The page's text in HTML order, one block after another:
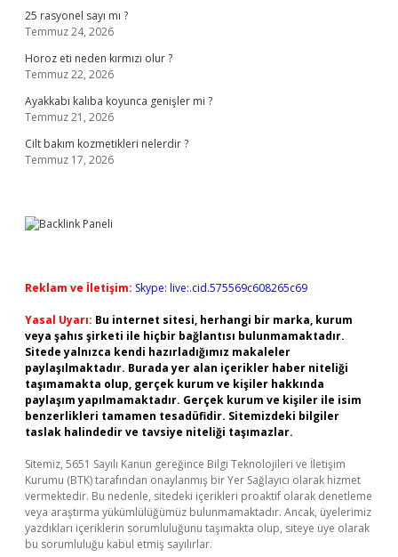
25 rasyonel sayı mı ?
Temmuz 24, 2026
Horoz eti neden kırmızı olur ?
Temmuz 22, 2026
Ayakkabı kalıba koyunca genişler mi ?
Temmuz 21, 2026
Cilt bakım kozmetikleri nelerdir ?
Temmuz 17, 2026
Reklam ve İletişim: Skype: live:.cid.575569c608265c69
Yasal Uyarı: Bu internet sitesi, herhangi bir marka, kurum
veya şahıs şirketi ile hiçbir bağlantısı bulunmamaktadır.
Sitede yalnızca kendi hazırladığımız makaleler
paylaşılmaktadır. Burada yer alan içerikler haber niteliği
taşımamakta olup, gerçek kurum ve kişiler hakkında
paylaşım yapılmamaktadır. Gerçek kurum ve kişiler ile isim
benzerlikleri tamamen tesadüfidir. Sitemizdeki bilgiler
taslak halindedir ve tavsiye niteliği taşımazlar.
Sitemiz, 5651 Sayılı Kanun gereğince Bilgi Teknolojileri ve İletişim
Kurumu (BTK) tarafından onaylanmış bir Yer Sağlayıcı olarak hizmet
vermektedir. Bu nedenle, sitedeki içerikleri proaktif olarak denetleme
veya araştırma yükümlülüğümüz bulunmamaktadır. Ancak, üyelerimiz
yazdıkları içeriklerin sorumluluğunu taşımakta olup, siteye üye olarak
bu sorumluluğu kabul etmiş sayılırlar.